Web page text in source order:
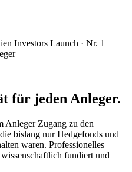
Investors Launch · Nr. 1
für jeden Anleger.
Zugang zu den
bislang nur Hedgefonds und
waren. Professionelles
fundiert und